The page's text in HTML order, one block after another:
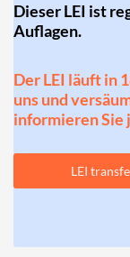
Dieser LEI ist
Auflagen.
Der LEI läuft in
uns und
informieren Sie
LEI